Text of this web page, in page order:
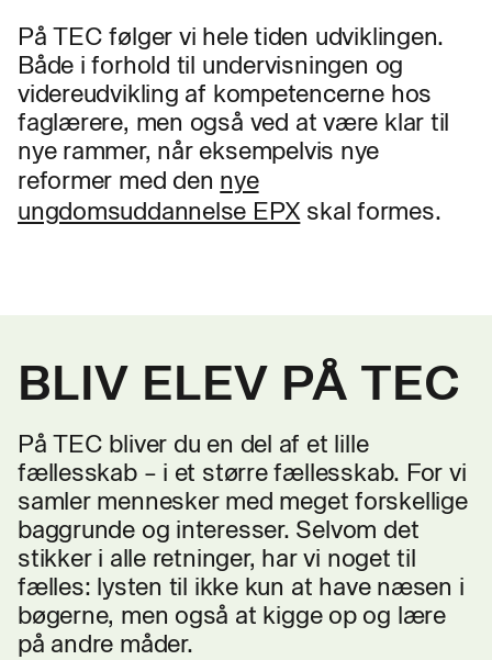
På TEC følger vi hele tiden udviklingen.
Både i forhold til undervisningen og
videreudvikling af kompetencerne hos
faglærere, men også ved at være klar til
nye rammer, når eksempelvis nye
reformer med den nye
ungdomsuddannelse EPX skal formes.
BLIV ELEV PÅ TEC
På TEC bliver du en del af et lille
fællesskab – i et større fællesskab. For vi
samler mennesker med meget forskellige
baggrunde og interesser. Selvom det
stikker i alle retninger, har vi noget til
fælles: lysten til ikke kun at have næsen i
bøgerne, men også at kigge op og lære
på andre måder.